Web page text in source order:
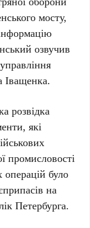
мосту,
озвучив
Іващенка.
розвідка
які
промисловості
було
на
Петербурга.